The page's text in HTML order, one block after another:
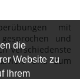
die
Website zu
Ihrem
mit
und
verschiedenste
und zum